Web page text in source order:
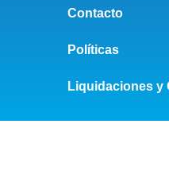
Contacto
Políticas
Liquidaciones y